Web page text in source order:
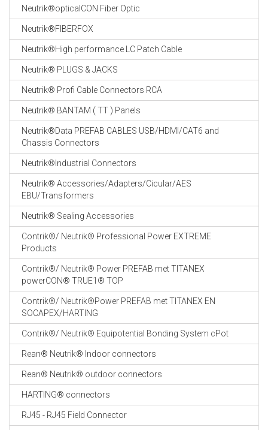
OCC OPTICAL
FIBER CABLE
GE-ASSEMBLEERDE
19" RACKS
EN
TOEBEHOREN
CABLE EQUIPEMENTS
Neutrik®opticalCON Fiber Optic
Neutrik®FIBERFOX
Neutrik®High performance LC Patch Cable
Neutrik® PLUGS & JACKS
Neutrik® Profi Cable Connectors RCA
Neutrik® BANTAM ( TT ) Panels
Neutrik®Data PREFAB CABLES USB/HDMI/CAT6 and
Chassis Connectors
Neutrik®Industrial Connectors
Neutrik® Accessories/Adapters/Cicular/AES
EBU/Transformers
Neutrik® Sealing Accessories
Contrik®/ Neutrik® Professional Power EXTREME
Products
Contrik®/ Neutrik® Power PREFAB met TITANEX
powerCON® TRUE1® TOP
Contrik®/ Neutrik®Power PREFAB met TITANEX EN
SOCAPEX/HARTING
Contrik®/ Neutrik® Equipotential Bonding System cPot
Rean® Neutrik® Indoor connectors
Rean® Neutrik® outdoor connectors
HARTING® connectors
RJ45 - RJ45 Field Connector